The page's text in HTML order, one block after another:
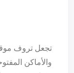
تجعل تروف
والأماكن